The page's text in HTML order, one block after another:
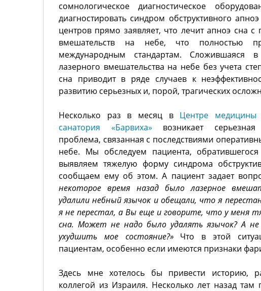
сомнологическое диагностическое
диагностировать синдром обструктивного
центров прямо заявляет, что лечит апноэ сна
вмешательств на небе, что полностью
международным стандартам. Сложившаяся
лазерного вмешательства на небе без учета
сна приводит в ряде случаев к
развитию серьезных и, порой, трагических
Несколько раз в месяц в Центре медицины
санатория «Барвиха» возникает серьезная
проблема, связанная с последствиями
небе. Мы обследуем пациента,
выявляем тяжелую форму синдрома
сообщаем ему об этом. А пациент задает
некоторое время назад было лазерное
удалили небный язычок и обещали, что я
я не перестал, а Вы еще и говорите, что у меня
сна. Может не надо было удалять язычок? А не
ухудшить мое состояние?»Что в этой
пациентам, особенно если имеются признаки
Здесь мне хотелось бы привести историю,
коллегой из Израиля. Несколько лет назад там